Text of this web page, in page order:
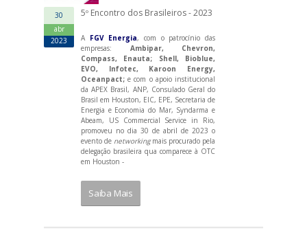
30
abr
2023
5º Encontro dos Brasileiros - 2023
A FGV Energia, com o patrocínio das
empresas: Ambipar, Chevron,
Compass, Enauta; Shell, Bioblue,
EVO, Infotec, Karoon Energy,
Oceanpact; e com o apoio institucional
da APEX Brasil, ANP, Consulado Geral do
Brasil em Houston, EIC, EPE, Secretaria de
Energia e Economia do Mar, Syndarma e
Abeam, US Commercial Service in Rio,
promoveu no dia 30 de abril de 2023 o
evento de networkingmais procurado pela
delegação brasileira qua comparece à OTC
em Houston -
Saiba Mais